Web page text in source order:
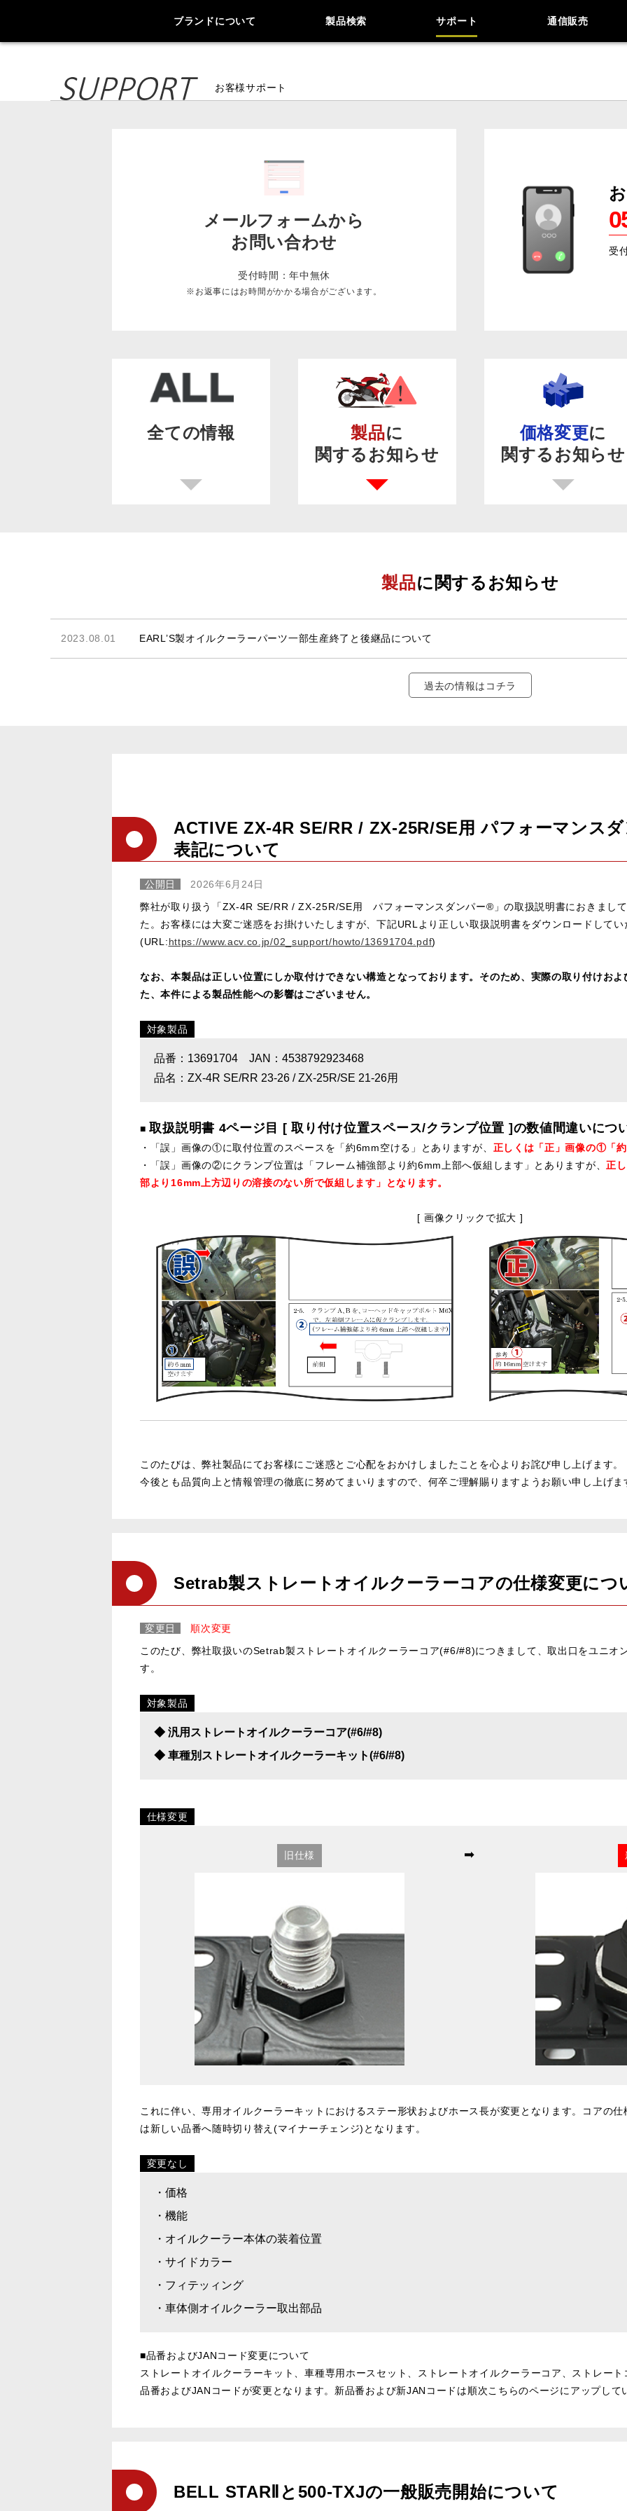
ブランドについて 製品検索 サポート 通信販売
お客様サポート
メールフォームから
お問い合わせ
受付時間：年中無休
※お返事にはお時間がかかる場合がございます。
受
全ての情報 製品に
関するお知らせ
価格変更に
関するお知らせ
製品に関するお知らせ
2023.08.01 EARL’S製オイルクーラーパーツ一部生産終了と後継品について
過去の情報はコチラ
ACTIVE ZX-4R SE/RR / ZX-25R/SE用 パフォーマンス
表記について
公開日
2026年6月24日
弊社が取り扱う「ZX-4R SE/RR / ZX-25R/SE用 パフォーマンスダンパー®」の取扱説明書におきまし
た。お客様には大変ご迷惑をお掛けいたしますが、下記URLより正しい取扱説明書をダウンロードして
(URL:https://www.acv.co.jp/02_support/howto/13691704.pdf)
なお、本製品は正しい位置にしか取付けできない構造となっております。そのため、実際の取り付けお
た、本件による製品性能への影響はございません。
対象製品
品番：13691704 JAN：4538792923468
品名：ZX-4R SE/RR 23-26 / ZX-25R/SE 21-26用
■取扱説明書 4ページ目 [ 取り付け位置スペース/クランプ位置 ]の数値間違いにつ
・「誤」画像の①に取付位置のスペースを「約6mm空ける」とありますが、 正しくは「正」画像の①「
・「誤」画像の②にクランプ位置は「フレーム補強部より約6mm上部へ仮組します」とありますが、正
部より16mm上方辺りの溶接のない所で仮組します」となります。
[ 画像クリックで拡大 ]
このたびは、弊社製品にてお客様にご迷惑とご心配をおかけしましたことを心よりお詫び申し上げます。
今後とも品質向上と情報管理の徹底に努めてまいりますので、何卒ご理解賜りますようお願い申し上げま
Setrab製ストレートオイルクーラーコアの仕様変更につ
変更日
順次変更
このたび、弊社取扱いのSetrab製ストレートオイルクーラーコア(#6/#8)につきまして、取出口をユニオ
す。
対象製品
◆ 汎用ストレートオイルクーラーコア(#6/#8)
◆ 車種別ストレートオイルクーラーキット(#6/#8)
仕様変更
旧仕様 ➡
これに伴い、専用オイルクーラーキットにおけるステー形状およびホース長が変更となります。コアの
は新しい品番へ随時切り替え(マイナーチェンジ)となります。
変更なし
・価格
・機能
・オイルクーラー本体の装着位置
・サイドカラー
・フィテッィング
・車体側オイルクーラー取出部品
■品番およびJANコード変更について
ストレートオイルクーラーキット、車種専用ホースセット、ストレートオイルクーラーコア、ストレー
品番およびJANコードが変更となります。新品番および新JANコードは順次こちらのページにアップして
BELL STARⅡと500-TXJの一般販売開始について